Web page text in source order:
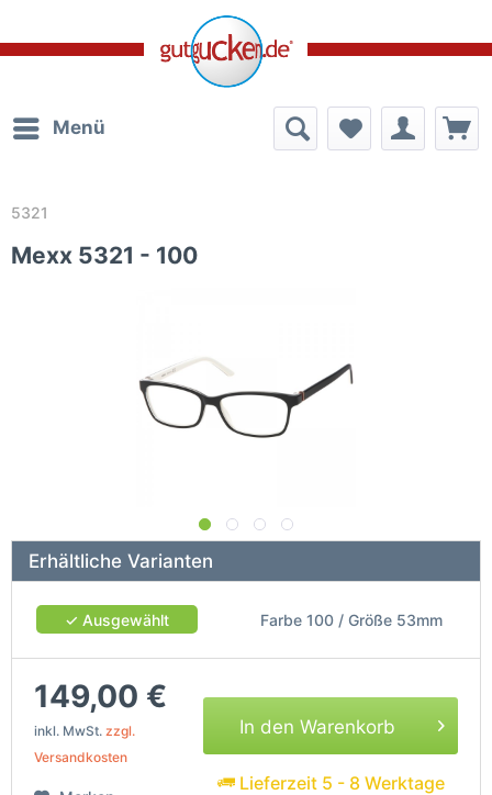
Menü
5321
Mexx 5321 - 100
Erhältliche Varianten
✓ Ausgewählt Farbe 100 / Größe 53mm
149,00 €
inkl. MwSt. zzgl.
Versandkosten
In den Warenkorb
Lieferzeit 5 - 8 Werktage